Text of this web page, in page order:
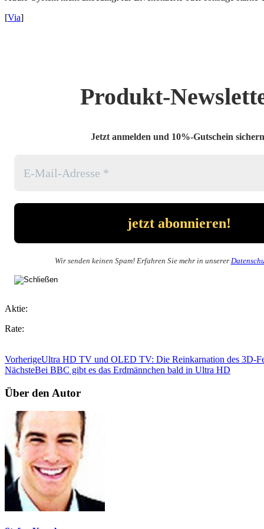
[Via]
Produkt-
Jetzt anmelden und 10%-Gutschein
Wir senden keinen Spam! Erfahren Sie mehr in unserer
Aktie:
Rate:
VorherigeUltra HD TV und OLED TV: Die Reinkarnation des 3D-
NächsteBei BBC gibt es das Erdmännchen bald in Ultra HD
Über den Autor